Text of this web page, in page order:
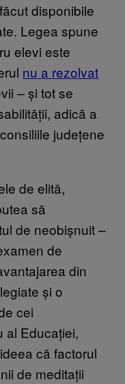
disponibile
Legea spune
elevi este
nu a rezolvat
– și tot se
adică a
județene
de elită,
să
de neobișnuit –
de
din
și o
cei
al Educației,
că factorul
de meditații